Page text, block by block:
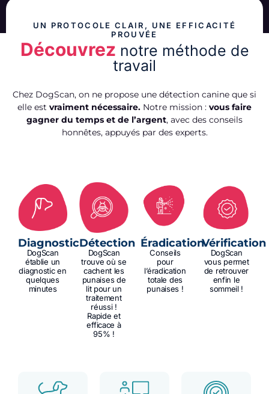
UN PROTOCOLE CLAIR, UNE EFFICACITÉ
PROUVÉE
Découvrez notre méthode de
travail
Chez DogScan, on ne propose une détection canine que si
elle est vraiment nécessaire. Notre mission : vous faire
gagner du temps et de l’argent, avec des conseils
honnêtes, appuyés par des experts.
Diagnostic
DogScan
établie un
diagnostic en
quelques
minutes
Détection
DogScan
trouve où se
cachent les
punaises de
lit pour un
traitement
réussi !
Rapide et
efficace à
95% !
Éradication
Conseils
pour
l’éradication
totale des
punaises !
Vérification
DogScan
vous permet
de retrouver
enfin le
sommeil !